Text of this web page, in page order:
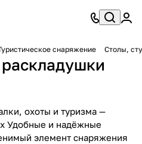
снаряжение Столы,
охоты и туризма —
Удобные и надёжные
элемент снаряжения